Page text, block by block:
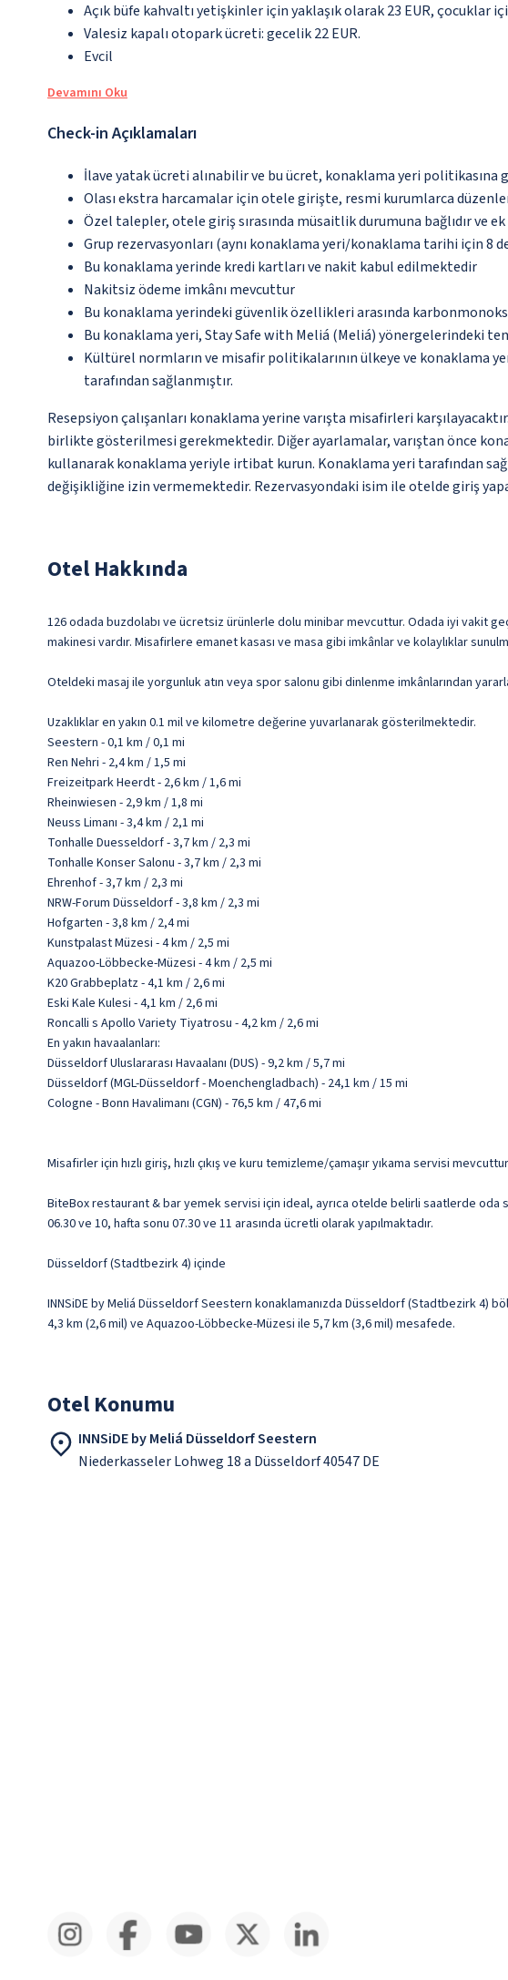
Açık büfe kahvaltı yetişkinler için yaklaşık olarak 23 EUR, çocuklar
Valesiz kapalı otopark ücreti: gecelik 22 EUR.
Evcil
Devamını Oku
Check-in Açıklamaları
İlave yatak ücreti alınabilir ve bu ücret, konaklama yeri
Olası ekstra harcamalar için otele girişte, resmi kurumlarca
Özel talepler, otele giriş sırasında müsaitlik durumuna bağlıdır
Grup rezervasyonları (aynı konaklama yeri/konaklama tarihi için
Bu konaklama yerinde kredi kartları ve nakit kabul edilmektedir
Nakitsiz ödeme imkânı mevcuttur
Bu konaklama yerindeki güvenlik özellikleri arasında
Bu konaklama yeri, Stay Safe with Meliá (Meliá) yönergelerindeki
Kültürel normların ve misafir politikalarının ülkeye ve konaklama
tarafından sağlanmıştır.
Resepsiyon çalışanları konaklama yerine varışta misafirleri
birlikte gösterilmesi gerekmektedir. Diğer ayarlamalar, varıştan önce
kullanarak konaklama yeriyle irtibat kurun. Konaklama yeri tarafından
değişikliğine izin vermemektedir. Rezervasyondaki isim ile otelde giriş
Otel Hakkında
126 odada buzdolabı ve ücretsiz ürünlerle dolu minibar mevcuttur. Odada iyi vakit
makinesi vardır. Misafirlere emanet kasası ve masa gibi imkânlar ve kolaylıklar
Oteldeki masaj ile yorgunluk atın veya spor salonu gibi dinlenme imkânlarından
Uzaklıklar en yakın 0.1 mil ve kilometre değerine yuvarlanarak gösterilmektedir.
Seestern - 0,1 km / 0,1 mi
Ren Nehri - 2,4 km / 1,5 mi
Freizeitpark Heerdt - 2,6 km / 1,6 mi
Rheinwiesen - 2,9 km / 1,8 mi
Neuss Limanı - 3,4 km / 2,1 mi
Tonhalle Duesseldorf - 3,7 km / 2,3 mi
Tonhalle Konser Salonu - 3,7 km / 2,3 mi
Ehrenhof - 3,7 km / 2,3 mi
NRW-Forum Düsseldorf - 3,8 km / 2,3 mi
Hofgarten - 3,8 km / 2,4 mi
Kunstpalast Müzesi - 4 km / 2,5 mi
Aquazoo-Löbbecke-Müzesi - 4 km / 2,5 mi
K20 Grabbeplatz - 4,1 km / 2,6 mi
Eski Kale Kulesi - 4,1 km / 2,6 mi
Roncalli s Apollo Variety Tiyatrosu - 4,2 km / 2,6 mi
En yakın havaalanları:
Düsseldorf Uluslararası Havaalanı (DUS) - 9,2 km / 5,7 mi
Düsseldorf (MGL-Düsseldorf - Moenchengladbach) - 24,1 km / 15 mi
Cologne - Bonn Havalimanı (CGN) - 76,5 km / 47,6 mi
Misafirler için hızlı giriş, hızlı çıkış ve kuru temizleme/çamaşır yıkama servisi
BiteBox restaurant & bar yemek servisi için ideal, ayrıca otelde belirli saatlerde oda
06.30 ve 10, hafta sonu 07.30 ve 11 arasında ücretli olarak yapılmaktadır.
Düsseldorf (Stadtbezirk 4) içinde
INNSiDE by Meliá Düsseldorf Seestern konaklamanızda Düsseldorf (Stadtbezirk 4)
4,3 km (2,6 mil) ve Aquazoo-Löbbecke-Müzesi ile 5,7 km (3,6 mil) mesafede.
Otel Konumu
INNSiDE by Meliá Düsseldorf Seestern
Niederkasseler Lohweg 18 a Düsseldorf 40547 DE